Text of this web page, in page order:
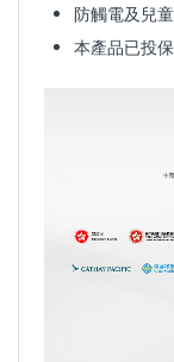
防觸電及兒
本產品已投